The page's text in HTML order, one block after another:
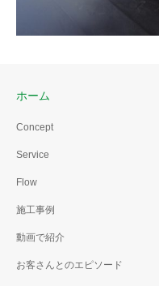
ホーム
Concept
Service
Flow
施工事例
動画で紹介
お客さんとのエピソード